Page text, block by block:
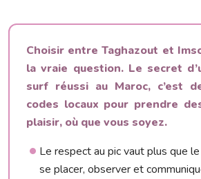
Choisir entre Taghazout et
la vraie question. Le secret
surf réussi au Maroc, c’est
codes locaux pour prendre
plaisir, où que vous soyez.
Le respect au pic vaut plus que
se placer, observer et